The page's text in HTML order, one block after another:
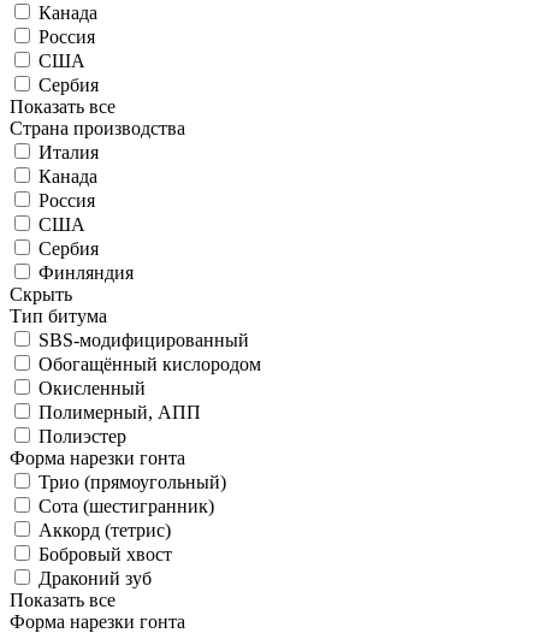
Канада
Россия
США
Сербия
Показать все
Страна производства
Италия
Канада
Россия
США
Сербия
Финляндия
Скрыть
Тип битума
SBS-модифицированный
Обогащённый кислородом
Окисленный
Полимерный, АПП
Полиэстер
Форма нарезки гонта
Трио (прямоугольный)
Сота (шестигранник)
Аккорд (тетрис)
Бобровый хвост
Драконий зуб
Показать все
Форма нарезки гонта